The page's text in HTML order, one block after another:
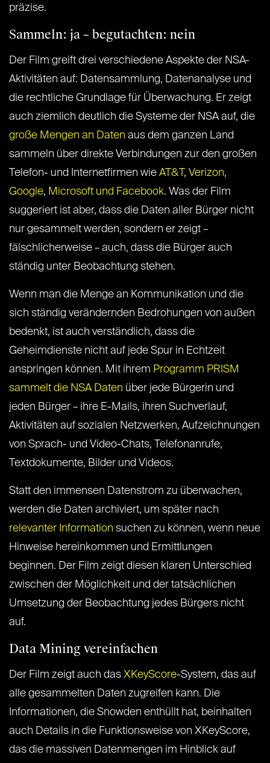
präzise.
Sammeln: ja – begutachten: nein
Der Film greift drei verschiedene Aspekte der NSA-
Aktivitäten auf: Datensammlung, Datenanalyse und
die rechtliche Grundlage für Überwachung. Er zeigt
auch ziemlich deutlich die Systeme der NSA auf, die
große Mengen an Daten aus dem ganzen Land
sammeln über direkte Verbindungen zur den großen
Telefon- und Internetfirmen wie AT&T , Verizon,
Google, Microsoft und Facebook. Was der Film
suggeriert ist aber, dass die Daten aller Bürger nicht
nur gesammelt werden, sondern er zeigt –
fälschlicherweise – auch, dass die Bürger auch
ständig unter Beobachtung stehen.
Wenn man die Menge an Kommunikation und die
sich ständig verändernden Bedrohungen von außen
bedenkt, ist auch verständlich, dass die
Geheimdienste nicht auf jede Spur in Echtzeit
anspringen können. Mit ihrem Programm PRISM
sammelt die NSA Daten über jede Bürgerin und
jeden Bürger – ihre E-Mails, ihren Suchverlauf,
Aktivitäten auf sozialen Netzwerken, Aufzeichnungen
von Sprach- und Video-Chats, Telefonanrufe,
Textdokumente, Bilder und Videos.
Statt den immensen Datenstrom zu überwachen,
werden die Daten archiviert, um später nach
relevanter Information suchen zu können, wenn neue
Hinweise hereinkommen und Ermittlungen
beginnen. Der Film zeigt diesen klaren Unterschied
zwischen der Möglichkeit und der tatsächlichen
Umsetzung der Beobachtung jedes Bürgers nicht
auf.
Data Mining vereinfachen
Der Film zeigt auch das XKeyScore-System, das auf
alle gesammelten Daten zugreifen kann. Die
Informationen, die Snowden enthüllt hat, beinhalten
auch Details in die Funktionsweise von XKeyScore,
das die massiven Datenmengen im Hinblick auf